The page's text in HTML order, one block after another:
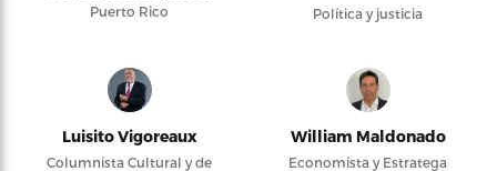
Puerto Rico
Política y justicia
Luisito Vigoreaux
Columnista Cultural y de
William Maldonado
Economista y Estratega